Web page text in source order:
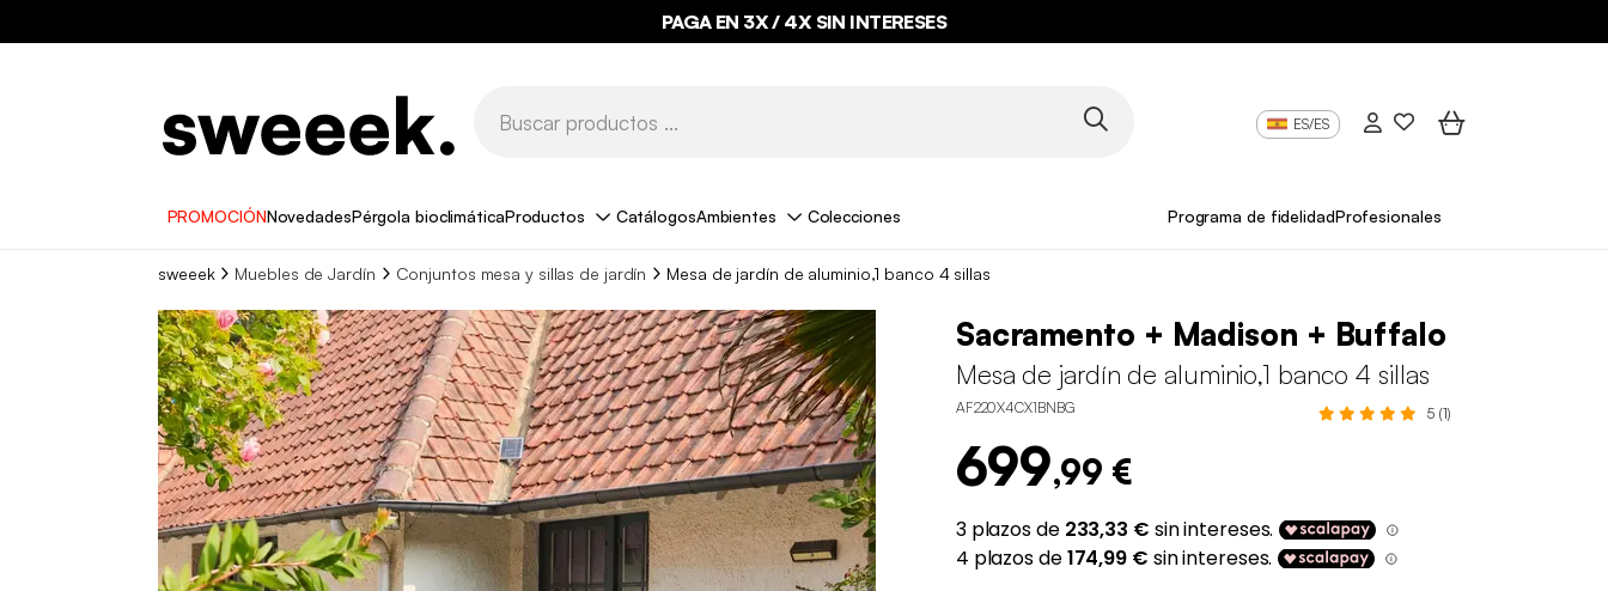
PAGA EN 3X / 4X SIN INTERESES
ES/ES
PROMOCIÓNNovedadesPérgola bioclimáticaProductos CatálogosAmbientes Colecciones Programa de fidelidadProfesionales
sweeek Muebles de Jardín Conjuntos mesa y sillas de jardín Mesa de jardín de aluminio,1 banco 4 sillas
Sacramento + Madison + Buffalo
Mesa de jardín de aluminio,1 banco 4 sillas
AF220X4CX1BNBG 5 (1)
699,99 €